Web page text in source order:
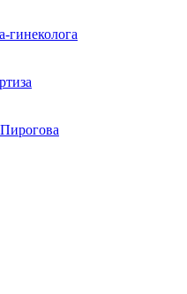
гинеколога